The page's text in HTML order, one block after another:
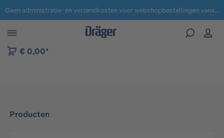
naar navigatie B2B-platform Geen administratie- en verzendkosten voor webshopbestellingen vanaf € 100,-.
€ 0,00*
Producten